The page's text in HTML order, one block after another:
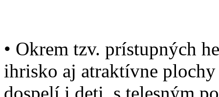
• Okrem tzv. prístupných
ihrisko aj atraktívne
dospelí i deti, s telesným